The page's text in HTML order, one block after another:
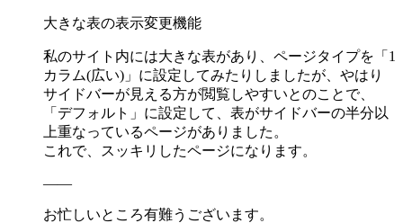
大きな表の表示変更機能
私のサイト内には大きな表があり、ページタイプを「1
カラム(広い)」に設定してみたりしましたが、やはり
サイドバーが見える方が閲覧しやすいとのことで、
「デフォルト」に設定して、表がサイドバーの半分以
上重なっているページがありました。
これで、スッキリしたページになります。
——
お忙しいところ有難うございます。